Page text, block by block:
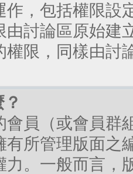
作，包括權限設
由討論區原始建
權限，同樣由討
會員（或會員群
有所管理版面之
力。一般而言，